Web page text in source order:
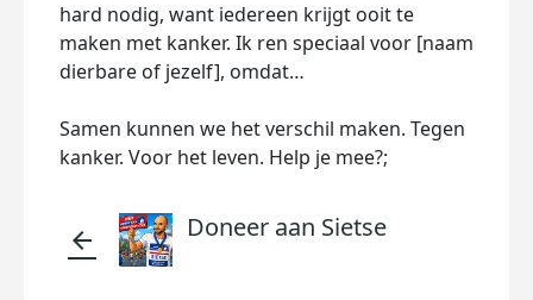
hard nodig, want iedereen krijgt ooit te
maken met kanker. Ik ren speciaal voor [naam
dierbare of jezelf], omdat…
Samen kunnen we het verschil maken. Tegen
kanker. Voor het leven. Help je mee?;
arrow_back Doneer aan Sietse